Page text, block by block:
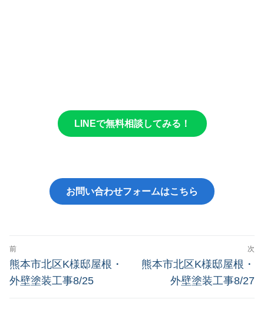
LINEで無料相談してみる！
お問い合わせフォームはこちら
前
熊本市北区K様邸屋根・
外壁塗装工事8/25
次
熊本市北区K様邸屋根・
外壁塗装工事8/27